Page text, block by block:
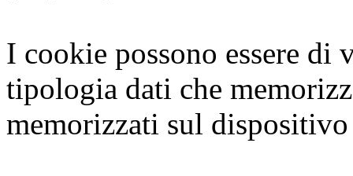
I cookie possono essere di
tipologia dati che
memorizzati sul